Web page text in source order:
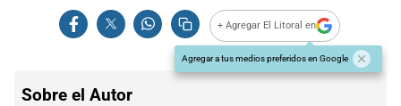
+ Agregar El Litoral en
Agregar a tus medios preferidos en Google
Sobre el Autor